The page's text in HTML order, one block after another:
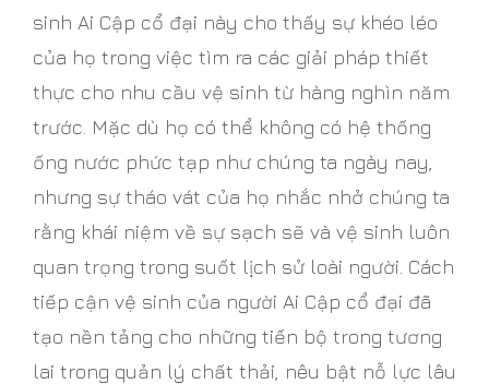
sinh Ai Cập cổ đại này cho thấy sự khéo léo
của họ trong việc tìm ra các giải pháp thiết
thực cho nhu cầu vệ sinh từ hàng nghìn năm
trước. Mặc dù họ có thể không có hệ thống
ống nước phức tạp như chúng ta ngày nay,
nhưng sự tháo vát của họ nhắc nhở chúng ta
rằng khái niệm về sự sạch sẽ và vệ sinh luôn
quan trọng trong suốt lịch sử loài người. Cách
tiếp cận vệ sinh của người Ai Cập cổ đại đã
tạo nền tảng cho những tiến bộ trong tương
lai trong quản lý chất thải, nêu bật nỗ lực lâu